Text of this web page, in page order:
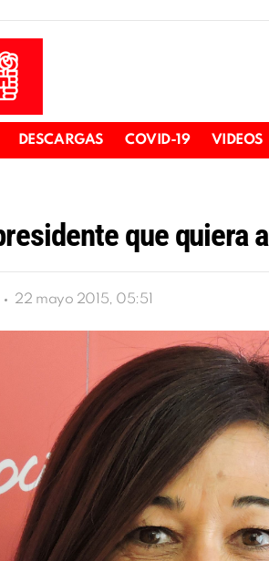
DESCARGAS COVID-19 VIDEOS
que quiera
22 mayo 2015, 05:51